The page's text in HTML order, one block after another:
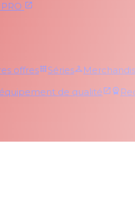
PRO
offres Séries
de qualité